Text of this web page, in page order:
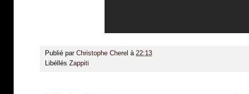
Publié par Christophe Cherel à 22:13
Libéllés Zappiti